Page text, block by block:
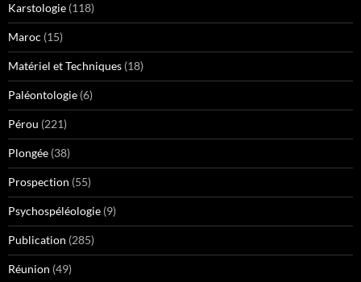
Karstologie (118)
Maroc (15)
Matériel et Techniques (18)
Paléontologie (6)
Pérou (221)
Plongée (38)
Prospection (55)
Psychospéléologie (9)
Publication (285)
Réunion (49)